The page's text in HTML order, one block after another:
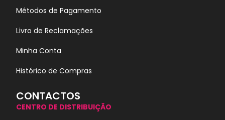
Métodos de Pagamento
Livro de Reclamações
Minha Conta
Histórico de Compras
CONTACTOS
CENTRO DE DISTRIBUIÇÃO